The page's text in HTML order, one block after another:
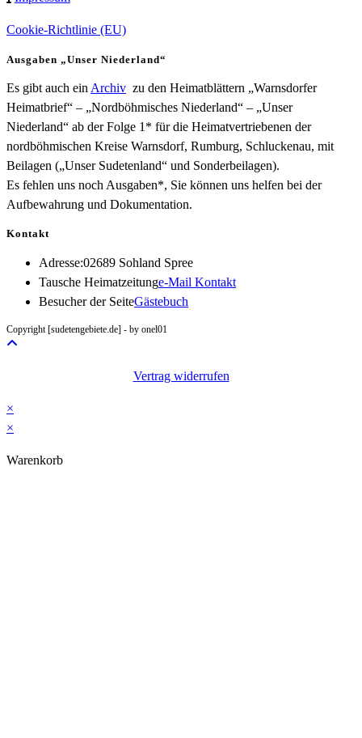
Cookie-Richtlinie (EU)
Ausgaben „Unser Niederland“
Es gibt auch ein Archiv zu den Heimatblättern „Warnsdorfer
Heimatbrief“ – „Nordböhmisches Niederland“ – „Unser
Niederland“ ab der Folge 1* für die Heimatvertriebenen der
nordböhmischen Kreise Warnsdorf, Rumburg, Schluckenau, mit
Beilagen („Unser Sudetenland“ und Sonderbeilagen).
Es fehlen uns noch Ausgaben*, Sie können uns helfen bei der
Aufbewahrung und Dokumentation.
Kontakt
Adresse:02689 Sohland Spree
Tausche Heimatzeitunge-Mail KontaktOpens
Besucher der SeiteGästebuch
Copyright [sudetengebiete.de] - by onel01
Vertrag widerrufen
×
×
Warenkorb